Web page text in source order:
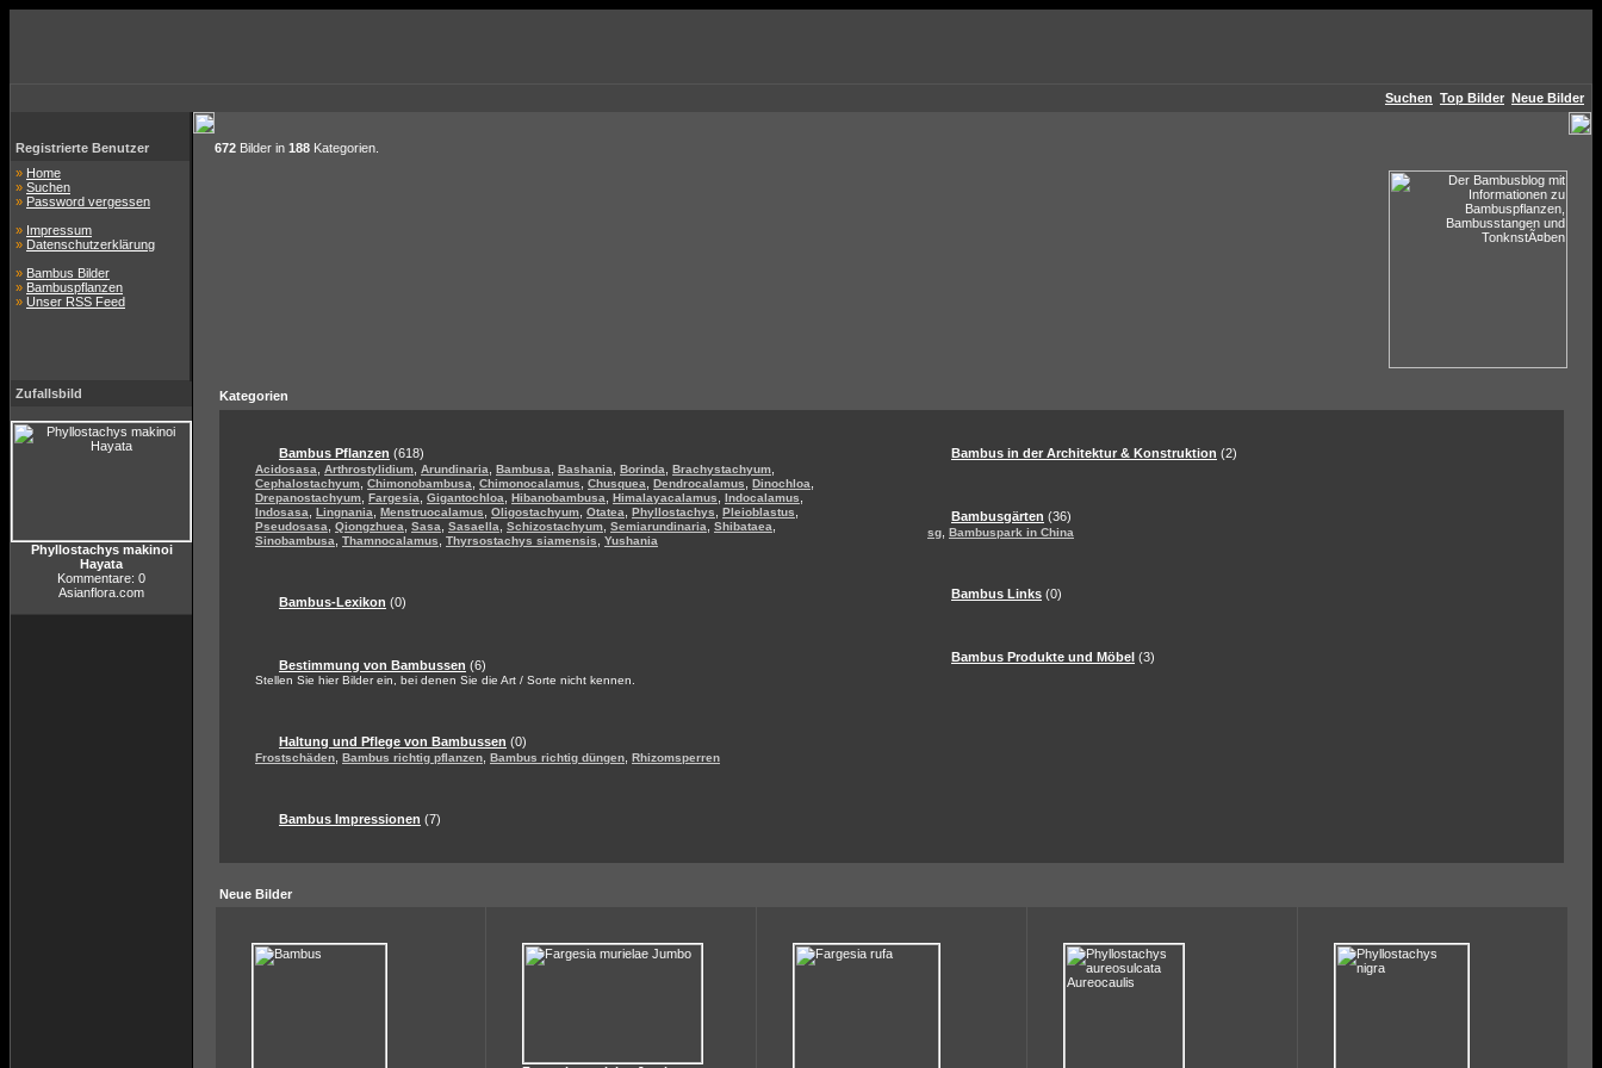
Suchen Top Bilder Neue Bilder
Registrierte Benutzer
» Home
» Suchen
» Password vergessen
» Impressum
» Datenschutzerklärung
» Bambus Bilder
» Bambuspflanzen
» Unser RSS Feed
Zufallsbild
Phyllostachys makinoi
Hayata
Kommentare: 0
Asianflora.com
672 Bilder in 188 Kategorien.
Kategorien
Bambus Pflanzen (618)
Acidosasa Arthrostylidium Arundinaria Bambusa Bashania Borinda Brachystachyum
Cephalostachyum Chimonobambusa Chimonocalamus Chusquea Dendrocalamus Dinochloa
Drepanostachyum Fargesia Gigantochloa Hibanobambusa Himalayacalamus Indocalamus
Indosasa Lingnania Menstruocalamus Oligostachyum Otatea Phyllostachys Pleioblastus
Pseudosasa Qiongzhuea Sasa Sasaella Schizostachyum Semiarundinaria Shibataea
Sinobambusa Thamnocalamus Thyrsostachys siamensis Yushania
Bambus-Lexikon (0)
Bestimmung von Bambussen (6)
Stellen Sie hier Bilder ein, bei denen Sie die Art / Sorte nicht kennen.
Haltung und Pflege von Bambussen (0)
Frostschäden Bambus richtig pflanzen Bambus richtig düngen Rhizomsperren
Bambus Impressionen (7)
Bambus in der Architektur & Konstruktion (2)
Bambusgärten (36)
sg Bambuspark in China
Bambus Links (0)
Bambus Produkte und Möbel (3)
Neue Bilder